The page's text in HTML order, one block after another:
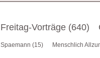
Freitag-Vorträge (640)
Spaemann (15) Menschlich